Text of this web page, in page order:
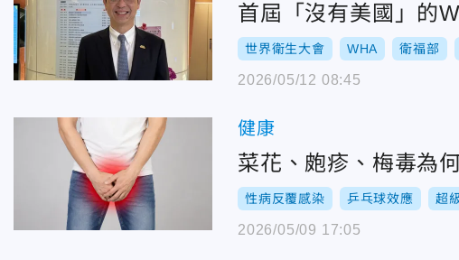
首屆「沒有美國」的
世界衛生大會 WHA 衛福部
2026/05/12 08:45
健康
菜花、皰疹、梅毒為
性病反覆感染 乒乓球效應 超
2026/05/09 17:05